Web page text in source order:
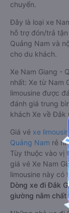
chuyển.
Đây là loại xe
hỗ trợ đón/trả
Quảng Nam và
cho du khách.
Xe Nam Giang -
nhất: Xe từ Nam
limousine được
đánh giá trung
khách Xe về Đắk
Giá vé xe
Quảng Nam rẻ
Tùy thuộc vào vị
giá vé Xe Nam
limousine này có
Dòng xe đi Đắk
giường nằm chất